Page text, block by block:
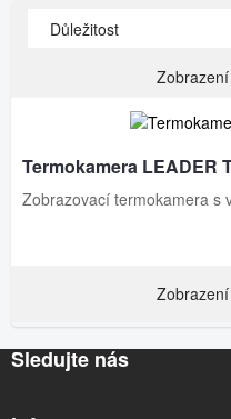
Důležitost
Termokamera LEADER
Zobrazovací termokamera s
Sledujte nás